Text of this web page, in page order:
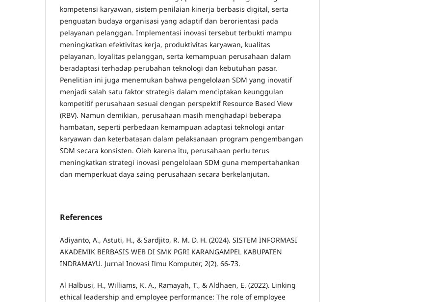
kompetensi karyawan, sistem penilaian kinerja berbasis digital, serta
penguatan budaya organisasi yang adaptif dan berorientasi pada
pelayanan pelanggan. Implementasi inovasi tersebut terbukti mampu
meningkatkan efektivitas kerja, produktivitas karyawan, kualitas
pelayanan, loyalitas pelanggan, serta kemampuan perusahaan dalam
beradaptasi terhadap perubahan teknologi dan kebutuhan pasar.
Penelitian ini juga menemukan bahwa pengelolaan SDM yang inovatif
menjadi salah satu faktor strategis dalam menciptakan keunggulan
kompetitif perusahaan sesuai dengan perspektif Resource Based View
(RBV). Namun demikian, perusahaan masih menghadapi beberapa
hambatan, seperti perbedaan kemampuan adaptasi teknologi antar
karyawan dan keterbatasan dalam pelaksanaan program pengembangan
SDM secara konsisten. Oleh karena itu, perusahaan perlu terus
meningkatkan strategi inovasi pengelolaan SDM guna mempertahankan
dan memperkuat daya saing perusahaan secara berkelanjutan.
References
Adiyanto, A., Astuti, H., & Sardjito, R. M. D. H. (2024). SISTEM INFORMASI
AKADEMIK BERBASIS WEB DI SMK PGRI KARANGAMPEL KABUPATEN
INDRAMAYU. Jurnal Inovasi Ilmu Komputer, 2(2), 66-73.
Al Halbusi, H., Williams, K. A., Ramayah, T., & Aldhaen, E. (2022). Linking
ethical leadership and employee performance: The role of employee